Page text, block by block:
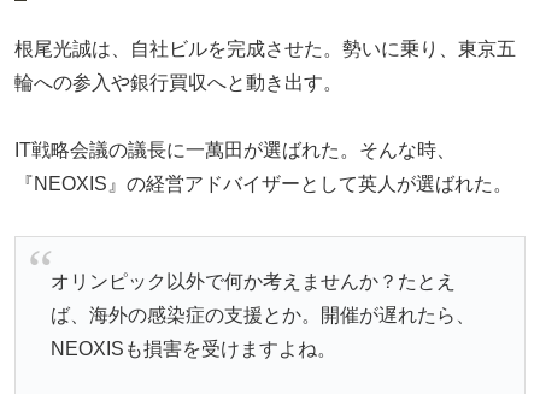
根尾光誠は、自社ビルを完成させた。勢いに乗り、東京五
輪への参入や銀行買収へと動き出す。
IT戦略会議の議長に一萬田が選ばれた。そんな時、
『NEOXIS』の経営アドバイザーとして英人が選ばれた。
オリンピック以外で何か考えませんか？たとえ
ば、海外の感染症の支援とか。開催が遅れたら、
NEOXISも損害を受けますよね。